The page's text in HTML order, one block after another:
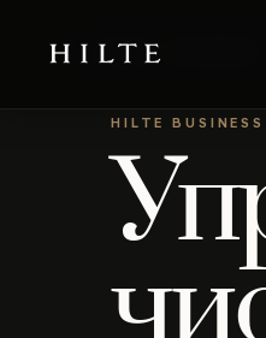
Главная →
HILTE BUSINESS